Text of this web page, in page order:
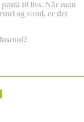
til livs. Når man
og vand, er det